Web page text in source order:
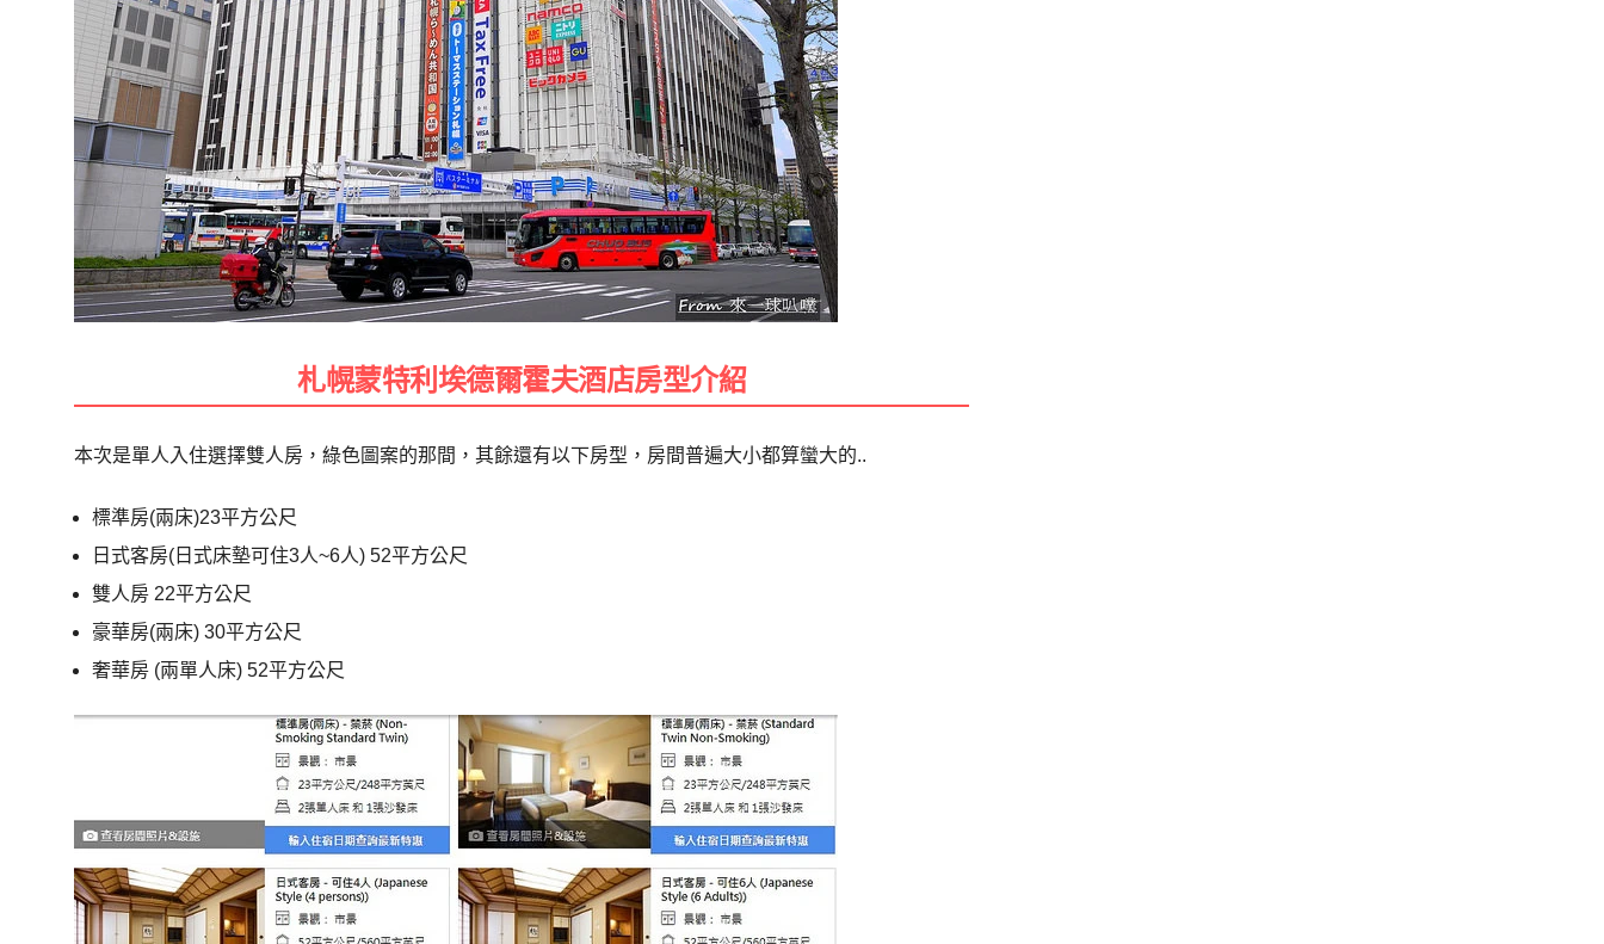
札幌蒙特利埃德爾霍夫酒店房型介紹
本次是單人入住選擇雙人房，綠色圖案的那間，其餘還有以下房型，房間普遍大小都算蠻大的..
標準房(兩床)23平方公尺
日式客房(日式床墊可住3人~6人) 52平方公尺
雙人房 22平方公尺
豪華房(兩床) 30平方公尺
奢華房 (兩單人床) 52平方公尺